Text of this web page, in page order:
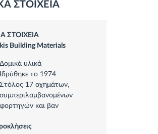
ΣΤΟΙΧΕΙΑ
ΣΤΟΙΧΕΙΑ
Building Materials
Δομικά υλικά
Ιδρύθηκε το 1974
Στόλος 17 οχημάτων,
συμπεριλαμβανομένων
φορτηγών και βαν